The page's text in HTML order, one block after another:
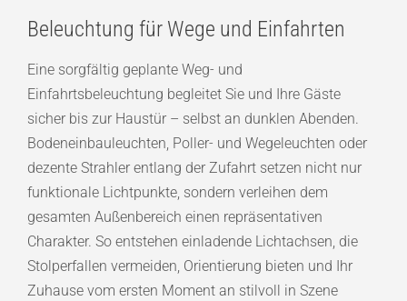
Beleuchtung für Wege und Einfahrten
Eine sorgfältig geplante Weg- und
Einfahrtsbeleuchtung begleitet Sie und Ihre Gäste
sicher bis zur Haustür – selbst an dunklen Abenden.
Bodeneinbauleuchten, Poller- und Wegeleuchten oder
dezente Strahler entlang der Zufahrt setzen nicht nur
funktionale Lichtpunkte, sondern verleihen dem
gesamten Außenbereich einen repräsentativen
Charakter. So entstehen einladende Lichtachsen, die
Stolperfallen vermeiden, Orientierung bieten und Ihr
Zuhause vom ersten Moment an stilvoll in Szene